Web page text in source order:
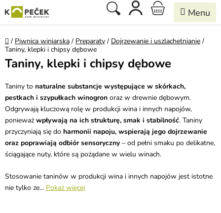
do
treści
Szukaj KOSZYK
Home
/ Piwnica winiarska / Preparaty / Dojrzewanie i uszlachetnianie /
Taniny, klepki i chipsy dębowe
Taniny, klepki i chipsy dębowe
Taniny to naturalne substancje występujące w skórkach,
pestkach i szypułkach winogron oraz w drewnie dębowym.
Odgrywają kluczową rolę w produkcji wina i innych napojów,
ponieważ wpływają na ich strukturę, smak i stabilność. Taniny
przyczyniają się do harmonii napoju, wspierają jego dojrzewanie
oraz poprawiają odbiór sensoryczny – od pełni smaku po delikatne,
ściągające nuty, które są pożądane w wielu winach.
Stosowanie taninów w produkcji wina i innych napojów jest istotne
nie tylko ze... Pokaż więcej